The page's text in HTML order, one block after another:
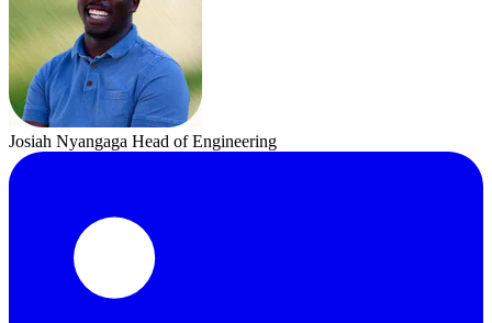
Josiah Nyangaga Head of Engineering